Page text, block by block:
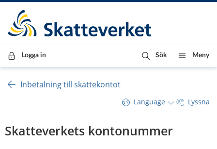
Till innehåll
Till navigationen
Till chattrobot
Logga in Sök Meny
Inbetalning till skattekontot
Language Lyssna
Skatteverkets kontonummer